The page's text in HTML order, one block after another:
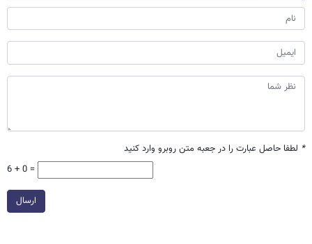
* لطفا حاصل عبارت را در جعبه متن روبرو وارد کنید
6 + 0 =
ارسال